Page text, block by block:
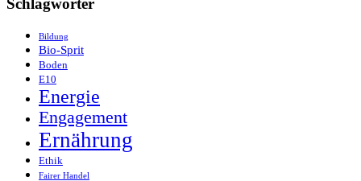
Schlagwörter
Bildung
Bio-Sprit
Boden
E10
Energie
Engagement
Ernährung
Ethik
Fairer Handel